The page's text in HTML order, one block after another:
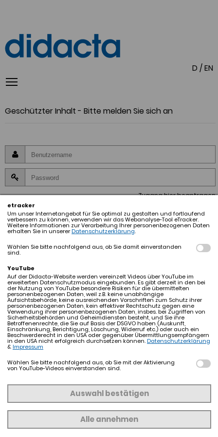
D /EN
Geschützter Inhalt - Bitte melden Sie sich an
Zugang hier beantragen
Anmeldung zum Mitgliederbereich. Meine Daten werden hierbei
nur für den Zugang zum Mitgliederbereich verwendet und zu
keinem Zeitpunkt weitergegeben.
ANMELDEN
Schnellübersicht
Presse/News
didacta 2026
Teilnahmebedingungen für Gewinnspiele
Nettiquette
etracker
Um unser Internetangebot für Sie optimal zu gestalten und fortlaufend
verbessern zu können, verwenden wir das Webanalyse-Tool eTracker.
Weitere Informationen zur Verarbeitung Ihrer personenbezogenen Daten
erhalten Sie in unsererDatenschutzerklärung.
Wählen Sie bitte nachfolgend aus, ob Sie damit einverstanden
sind.
YouTube
Auf der Didacta-Website werden vereinzelt Videos über YouTube im
erweiterten Datenschutzmodus eingebunden. Es gibt derzeit in den bei
der Nutzung von YouTube besondere Risiken für die übermittelten
personenbezogenen Daten, weil z.B. keine unabhängige
Aufsichtsbehörde, keine ausreichenden Vorschriften zum Schutz ihrer
personenbezogenen Daten, kein effektiver Rechtschutz gegen eine
Verwendung ihrer personenbezogenen Daten, insbes. bei Zugriffen von
Sicherheitsbehörden und Geheimdiensten besteht, und Sie ihre
Betroffenenrechte, die Sie auf Basis der DSGVO haben (Auskunft,
Einschränkung, Berichtigung, Löschung, Widerruf etc.) oder auch ein
Beschwerderecht in den USA oder gegenüber Übermittlungsempfängern
in den USA nicht erfolgreich durchsetzen können.Datenschutzerklärung
&Impressum
Wählen Sie bitte nachfolgend aus, ob Sie mit der Aktivierung
von YouTube-Videos einverstanden sind.
Auswahl bestätigen
Alle annehmen